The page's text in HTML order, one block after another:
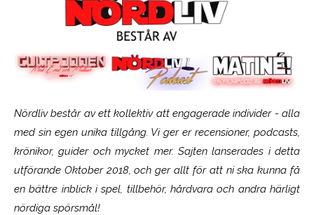
Nördliv består av ett kollektiv att engagerade individer - alla
med sin egen unika tillgång. Vi ger er recensioner, podcasts,
krönikor, guider och mycket mer. Sajten lanserades i detta
utförande Oktober 2018, och ger allt för att ni ska kunna få
en bättre inblick i spel, tillbehör, hårdvara och andra härligt
nördiga spörsmål!